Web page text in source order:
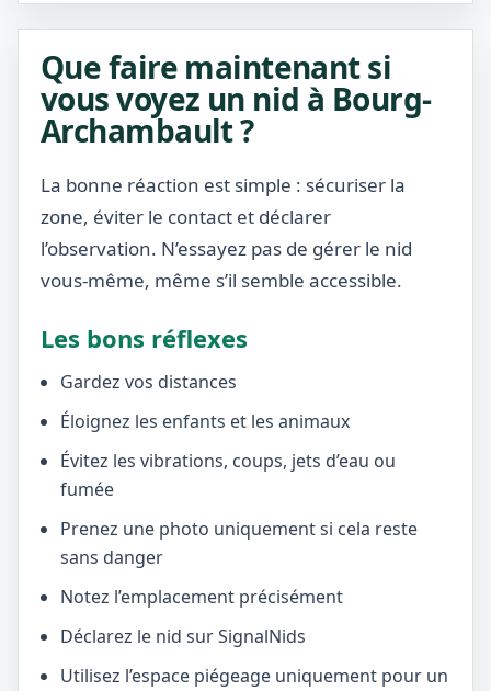
Que faire maintenant si
vous voyez un nid à Bourg-
Archambault ?
La bonne réaction est simple : sécuriser la
zone, éviter le contact et déclarer
l’observation. N’essayez pas de gérer le nid
vous-même, même s’il semble accessible.
Les bons réflexes
Gardez vos distances
Éloignez les enfants et les animaux
Évitez les vibrations, coups, jets d’eau ou
fumée
Prenez une photo uniquement si cela reste
sans danger
Notez l’emplacement précisément
Déclarez le nid sur SignalNids
Utilisez l’espace piégeage uniquement pour un